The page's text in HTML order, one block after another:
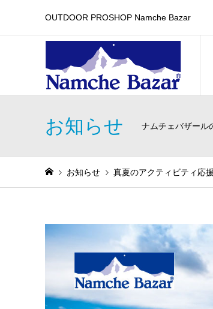
OUTDOOR PROSHOP Namche Bazar
お知らせ ナムチェバザール
お知らせ 真夏のアクティビティ応